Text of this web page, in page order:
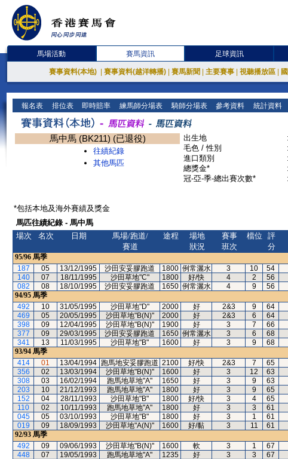
馬場活動 賽馬資訊 足球資訊
賽事資料(本地) 賽事資料(越洋轉播) 賽馬新聞 主要賽事 視聽播放區
報名表 排位表 即時賠率 練馬師分場表 騎師分場表 參考資料 統計資料
馬中馬 (BK211) (已退役)
往績紀錄
其他馬匹
出生地 :
毛色 / 性別
:
進口類別
:
總獎金*
:
冠-亞-季-總出賽次數*
:
*包括本地及海外賽績及獎金
馬匹往績紀錄 - 馬中馬
場次
名次 日期
馬場/跑道/
賽道
途程
場地
狀況
賽事
班次
檔位
評
分
95/96 馬季
187
05 13/12/1995 沙田安妥膠跑道 1800 例常灑水 3 10 54
140
07 18/11/1995 沙田草地"C" 1800 好/快 4 2 56
082
08 18/10/1995 沙田安妥膠跑道 1650 例常灑水 4 9 56
94/95 馬季
492
10 31/05/1995 沙田草地"D" 2000 好 2&3 9 64
469
05 20/05/1995 沙田草地"B(N)" 2000 好 2&3 6 64
398
09 12/04/1995 沙田草地"B(N)" 1900 好 3 7 66
377
09 29/03/1995 沙田安妥膠跑道 1650 例常灑水 3 6 68
341
13 11/03/1995 沙田草地"B" 1600 好 3 9 68
93/94 馬季
414
01 13/04/1994 跑馬地安妥膠跑道 2100 好/快 2&3 7 65
356
02 13/03/1994 沙田草地"B(N)" 1600 好 3 12 63
308
03 16/02/1994 跑馬地草地"A" 1650 好 3 9 63
203
10 21/12/1993 跑馬地草地"A" 1800 好 3 9 65
152
04 28/11/1993 沙田草地"B" 1800 好/快 3 4 65
110
02 10/11/1993 跑馬地草地"A" 1800 好 3 3 61
045
05 03/10/1993 沙田草地"B" 1800 好 3 1 61
019
09 18/09/1993 沙田草地"A(N)" 1600 好/黏 3 11 61
92/93 馬季
492
09 09/06/1993 沙田草地"B(N)" 1600 軟 3 1 67
448
07 19/05/1993 跑馬地草地"A" 1235 好 3 3 67